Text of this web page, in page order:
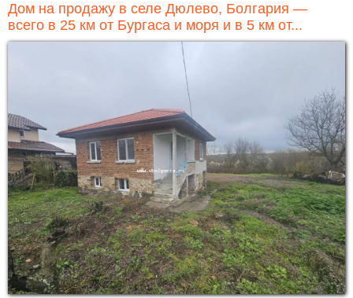
Дом на продажу в селе Дюлево, Болгария —
всего в 25 км от Бургаса и моря и в 5 км от...